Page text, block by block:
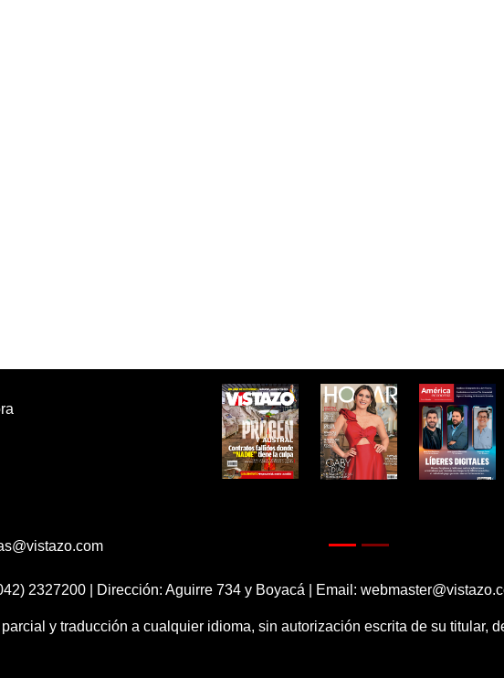
2327200 | Dirección: Aguirre 734 y Boyacá | Email:
y traducción a cualquier idioma, sin autorización escrita de su titular,